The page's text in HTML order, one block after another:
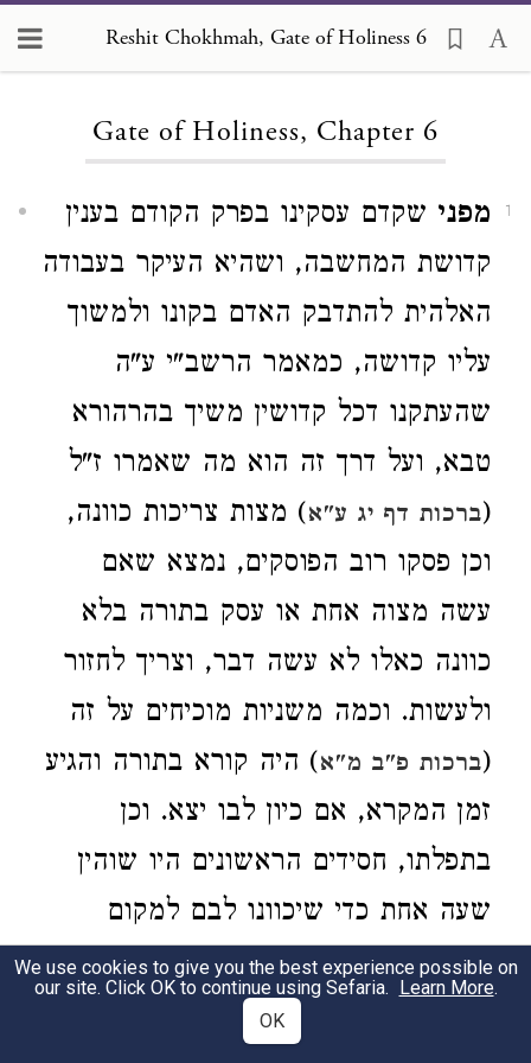
Reshit Chokhmah, Gate of Holiness 6
Gate of Holiness, Chapter 6
1 מפני שקדם עסקינו בפרק הקודם בענין
קדושת המחשבה, ושהיא העיקר בעבודה
האלהית להתדבק האדם בקונו ולמשוך
עליו קדושה, כמאמר הרשב"י ע"ה
שהעתקנו דכל קדושין משיך בהרהורא
טבא, ועל דרך זה הוא מה שאמרו ז"ל
(ברכות דף יג ע"א) מצות צריכות כוונה,
וכן פסקו רוב הפוסקים, נמצא שאם
עשה מצוה אחת או עסק בתורה בלא
כוונה כאלו לא עשה דבר, וצריך לחזור
ולעשות. וכמה משניות מוכיחים על זה
(ברכות פ"ב מ"א) היה קורא בתורה והגיע
זמן המקרא, אם כיון לבו יצא. וכן
בתפלתו, חסידים הראשונים היו שוהין
שעה אחת כדי שיכוונו לבם למקום
(ברכות פ"ה מ"א). וכן טבל ולא הוחזק
חגיגה פ"ב מ"ו
We use cookies to give you the best experience possible on
our site. Click OK to continue using Sefaria. Learn More.
OK